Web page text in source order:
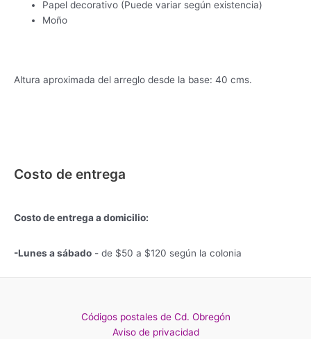
Papel decorativo (Puede variar según existencia)
Moño
Altura aproximada del arreglo desde la base: 40 cms.
Costo de entrega
Costo de entrega a domicilio:
-Lunes a sábado - de $50 a $120 según la colonia
Códigos postales de Cd. Obregón
Aviso de privacidad